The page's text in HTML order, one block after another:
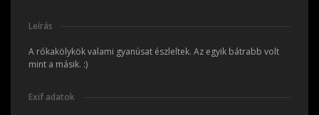
Leírás
A rókakölykök valami gyanúsat észleltek. Az egyik bátrabb volt
mint a másik. :)
Exif adatok